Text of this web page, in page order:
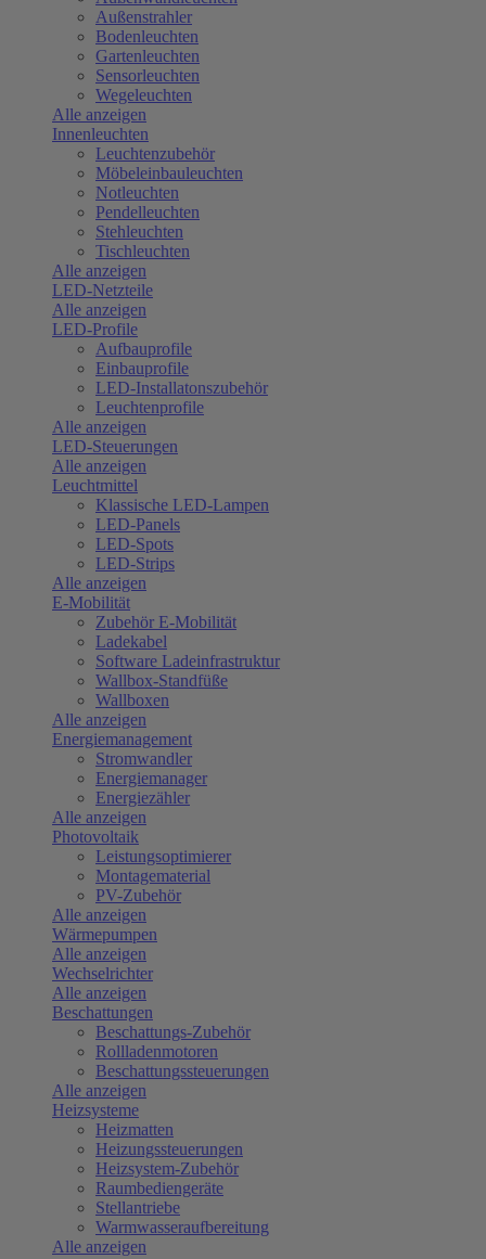
Außenstrahler
Bodenleuchten
Gartenleuchten
Sensorleuchten
Wegeleuchten
Alle anzeigen
Innenleuchten
Leuchtenzubehör
Möbeleinbauleuchten
Notleuchten
Pendelleuchten
Stehleuchten
Tischleuchten
Alle anzeigen
LED-Netzteile
Alle anzeigen
LED-Profile
Aufbauprofile
Einbauprofile
LED-Installatonszubehör
Leuchtenprofile
Alle anzeigen
LED-Steuerungen
Alle anzeigen
Leuchtmittel
Klassische LED-Lampen
LED-Panels
LED-Spots
LED-Strips
Alle anzeigen
E-Mobilität
Zubehör E-Mobilität
Ladekabel
Software Ladeinfrastruktur
Wallbox-Standfüße
Wallboxen
Alle anzeigen
Energiemanagement
Stromwandler
Energiemanager
Energiezähler
Alle anzeigen
Photovoltaik
Leistungsoptimierer
Montagematerial
PV-Zubehör
Alle anzeigen
Wärmepumpen
Alle anzeigen
Wechselrichter
Alle anzeigen
Beschattungen
Beschattungs-Zubehör
Rollladenmotoren
Beschattungssteuerungen
Alle anzeigen
Heizsysteme
Heizmatten
Heizungssteuerungen
Heizsystem-Zubehör
Raumbediengeräte
Stellantriebe
Warmwasseraufbereitung
Alle anzeigen